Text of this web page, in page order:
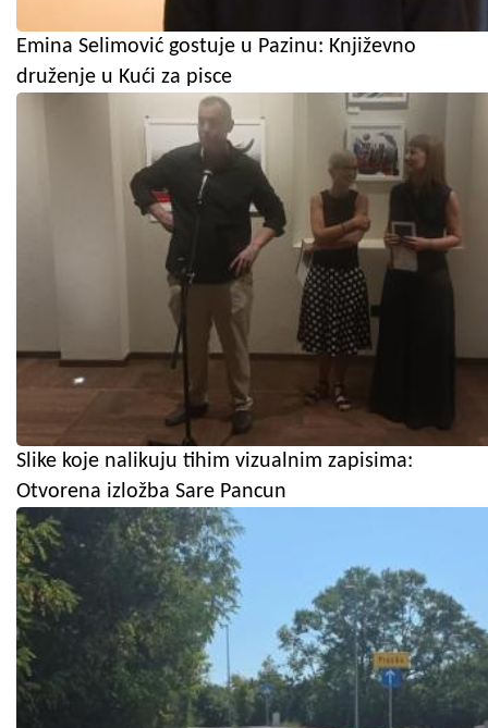
Emina Selimović gostuje u Pazinu: Književno
druženje u Kući za pisce
Slike koje nalikuju tihim vizualnim zapisima:
Otvorena izložba Sare Pancun